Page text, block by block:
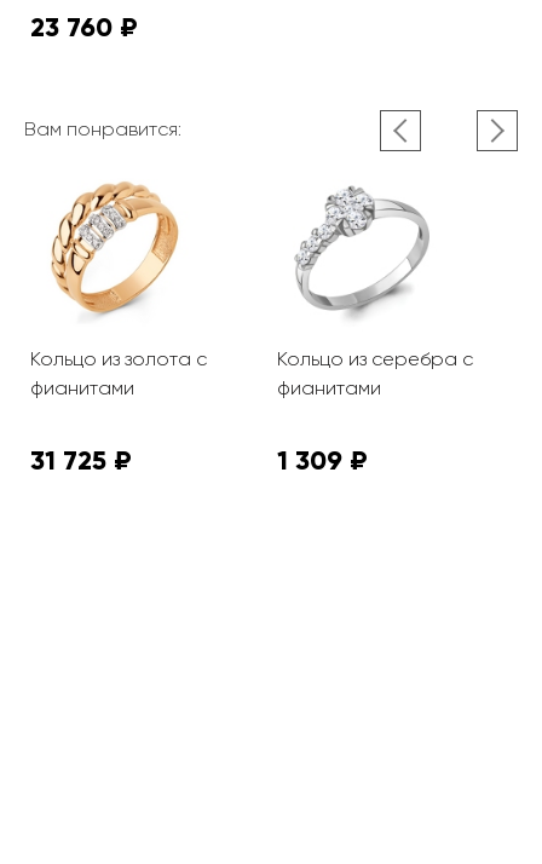
23 760 ₽
Вам понравится:
Кольцо из золота с
фианитами
31 725 ₽
Кольцо из серебра с
фианитами
1 309 ₽